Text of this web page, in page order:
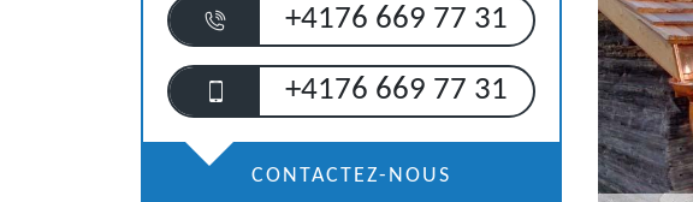
+4176 669 77 31
+4176 669 77 31
CONTACTEZ-NOUS